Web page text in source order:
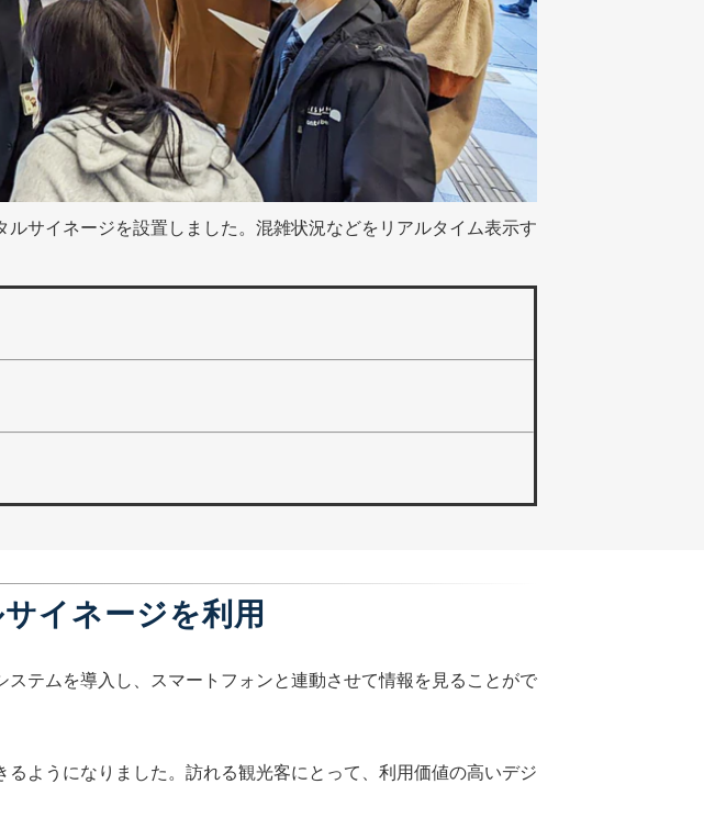
サイネージを設置しました。混雑状況などをリアルタイム表示す
イネージを利用
テムを導入し、スマートフォンと連動させて情報を見ることがで
ようになりました。訪れる観光客にとって、利用価値の高いデジ